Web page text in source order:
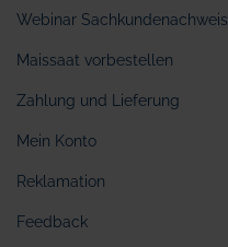
Webinar Sachkundenachweis
Maissaat vorbestellen
Zahlung und Lieferung
Mein Konto
Reklamation
Feedback